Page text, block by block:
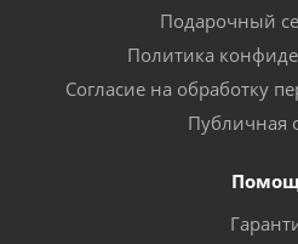
Подарочный
Политика
Согласие на обработку
Публичная